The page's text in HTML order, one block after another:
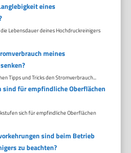
eines
Lebensdauer deines Hochdruckreinigers
meines
Tipps und Tricks den Stromverbrauch...
sind für empfindliche Oberflächen
sich für empfindliche Oberflächen
sind beim Betrieb
zu beachten?